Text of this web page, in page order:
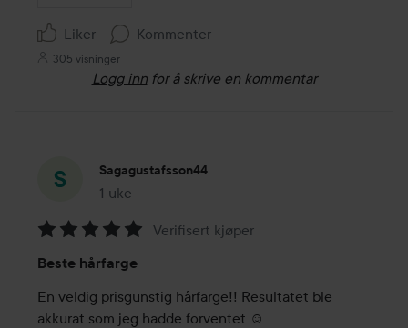
Liker Kommenter
305 visninger
Logg inn for å skrive en kommentar
Sagagustafsson44
1 uke
Innlegget ble opprettet 1 uke
5
av
5
Verifisert kjøper
Beste hårfarge
En veldig prisgunstig hårfarge!! Resultatet ble
akkurat som jeg hadde forventet ☺️